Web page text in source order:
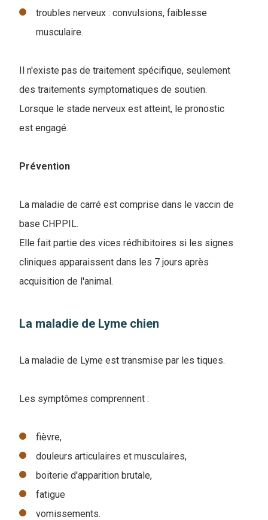
troubles nerveux : convulsions, faiblesse
musculaire.
Il n'existe pas de traitement spécifique, seulement
des traitements symptomatiques de soutien.
Lorsque le stade nerveux est atteint, le pronostic
est engagé.
Prévention
La maladie de carré est comprise dans le vaccin de
base CHPPIL.
Elle fait partie des vices rédhibitoires si les signes
cliniques apparaissent dans les 7 jours après
acquisition de l'animal.
La maladie de Lyme chien
La maladie de Lyme est transmise par les tiques.
Les symptômes comprennent :
fièvre,
douleurs articulaires et musculaires,
boiterie d'apparition brutale,
fatigue
vomissements.